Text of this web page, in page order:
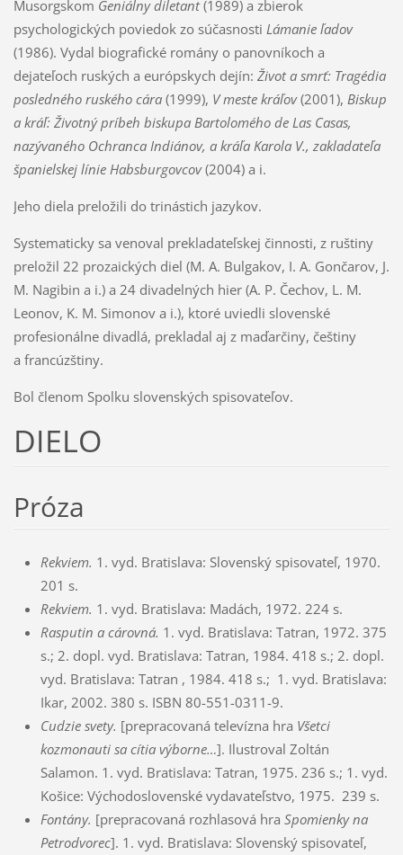
Musorgskom Geniálny diletant(1989) a zbierok
psychologických poviedok zo súčasnosti Lámanie ľadov
(1986). Vydal biografické romány o panovníkoch a
dejateľoch ruských a európskych dejín: Život a smrť: Tragédia
posledného ruského cára (1999), V meste kráľov(2001), Biskup
a kráľ: Životný príbeh biskupa Bartolomého de Las Casas,
nazývaného Ochranca Indiánov, a kráľa Karola V., zakladateľa
španielskej línie Habsburgovcov(2004) a i.
Jeho diela preložili do trinástich jazykov.
Systematicky sa venoval prekladateľskej činnosti, z ruštiny
preložil 22 prozaických diel (M. A. Bulgakov, I. A. Gončarov, J.
M. Nagibin a i.) a 24 divadelných hier (A. P. Čechov, L. M.
Leonov, K. M. Simonov a i.), ktoré uviedli slovenské
profesionálne divadlá, prekladal aj z maďarčiny, češtiny
a francúzštiny.
Bol členom Spolku slovenských spisovateľov.
DIELO
Próza
Rekviem. 1. vyd. Bratislava: Slovenský spisovateľ, 1970.
201 s.
Rekviem. 1. vyd. Bratislava: Madách, 1972. 224 s.
Rasputin a cárovná. 1. vyd. Bratislava: Tatran, 1972. 375
s.; 2. dopl. vyd. Bratislava: Tatran, 1984. 418 s.; 2. dopl.
vyd. Bratislava: Tatran , 1984. 418 s.; 1. vyd. Bratislava:
Ikar, 2002. 380 s. ISBN 80-551-0311-9.
Cudzie svety. [prepracovaná televízna hra Všetci
kozmonauti sa cítia výborne…]. Ilustroval Zoltán
Salamon. 1. vyd. Bratislava: Tatran, 1975. 236 s.; 1. vyd.
Košice: Východoslovenské vydavateľstvo, 1975. 239 s.
Fontány. [prepracovaná rozhlasová hra Spomienky na
Petrodvorec]. 1. vyd. Bratislava: Slovenský spisovateľ,